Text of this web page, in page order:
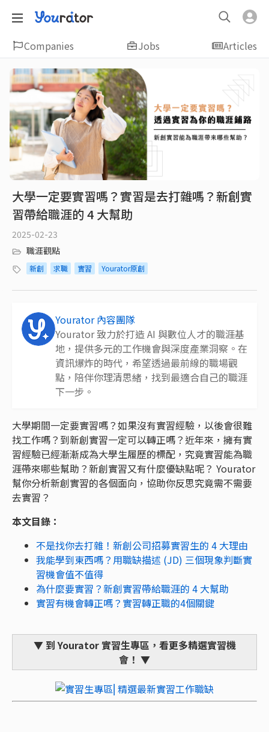
Companies Jobs Articles
大學一定要實習嗎？實習是去打雜嗎？新創實
習帶給職涯的 4 大幫助
2025-02-23
職涯觀點
新創 求職 實習 Yourator原創
Yourator 內容團隊
Yourator 致力於打造 AI 與數位人才的職涯基
地，提供多元的工作機會與深度產業洞察。在
資訊爆炸的時代，希望透過最前線的職場觀
點，陪伴你理清思緒，找到最適合自己的職涯
下一步。
大學期間一定要實習嗎？如果沒有實習經驗，以後會很難
找工作嗎？到新創實習一定可以轉正嗎？近年來，擁有實
習經驗已經漸漸成為大學生履歷的標配，究竟實習能為職
涯帶來哪些幫助？新創實習又有什麼優缺點呢？ Yourator
幫你分析新創實習的各個面向，協助你反思究竟需不需要
去實習？
本文目錄：
不是找你去打雜！新創公司招募實習生的 4 大理由
我能學到東西嗎？用職缺描述 (JD) 三個現象判斷實
習機會值不值得
為什麼要實習？新創實習帶給職涯的 4 大幫助
實習有機會轉正嗎？實習轉正職的4個關鍵
▼ 到 Yourator 實習生專區，看更多精選實習機
會！ ▼